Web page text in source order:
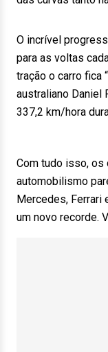
O incrível
para as voltas
tração o carro fica
australiano Daniel
337,2 km/hora
Com tudo isso, os
automobilismo
Mercedes, Ferrari
um novo recorde.